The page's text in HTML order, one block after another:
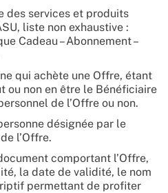
des services et produits
liste non exhaustive :
Cadeau – Abonnement –
qui achète une Offre, étant
ou non en être le Bénéficiaire
de l’Offre ou non.
désignée par le
l’Offre.
comportant l’Offre,
la date de validité, le nom
permettant de profiter